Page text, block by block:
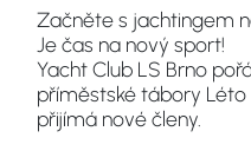
Začněte s jachtingem
Je čas na nový sport!
Yacht Club LS Brno
příměstské tábory
přijímá nové členy.